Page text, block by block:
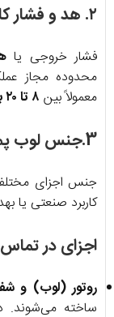
۲. هد و فشار کاری
فشار خروجی یا
محدوده مجاز
معمولاً بین ۸ تا ۲۰ بار (اتمسفر)
3.جنس لوب پمپ
جنس اجزای
کاربرد صنعتی یا
اجزای در
روتور (لوب) و